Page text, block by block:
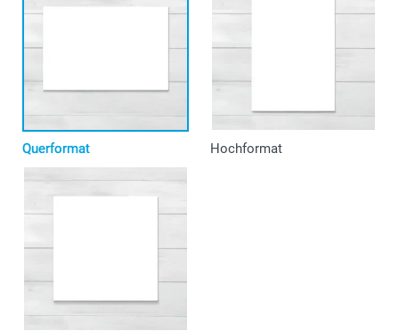
Querformat Hochformat